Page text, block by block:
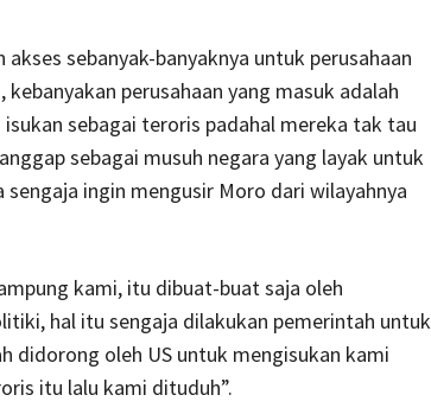
sebanyak-banyaknya untuk perusahaan
perusahaan yang masuk adalah
sebagai teroris padahal mereka tak tau
sebagai musuh negara yang layak untuk
ingin mengusir Moro dari wilayahnya
kami, itu dibuat-buat saja oleh
hal itu sengaja dilakukan pemerintah untuk
didorong oleh US untuk mengisukan kami
itu lalu kami dituduh”.